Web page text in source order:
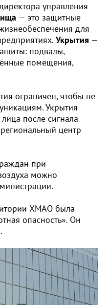
управления
— это защитные
для
Укрытия —
подвалы,
помещения,
ограничен, чтобы не
Укрытия
после сигнала
центр
при
можно
ХМАО была
опасность». Он